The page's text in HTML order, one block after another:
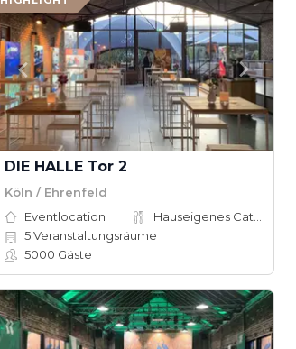
DIE HALLE Tor 2
Köln / Ehrenfeld
Eventlocation
5Veranstaltungsräume
5000 Gäste